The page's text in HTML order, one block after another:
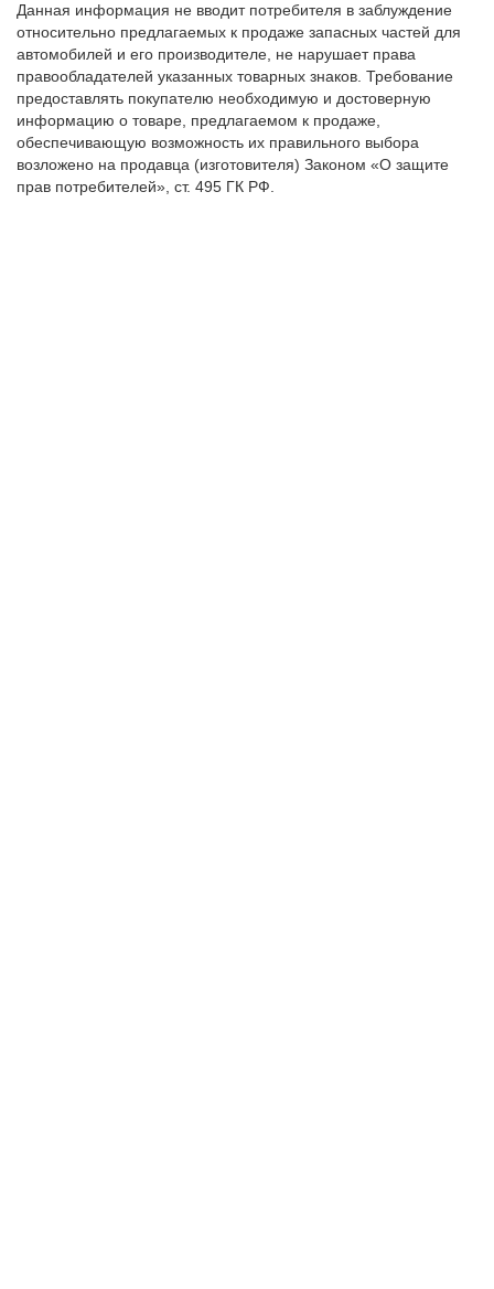
Данная информация не вводит потребителя в заблуждение
относительно предлагаемых к продаже запасных частей для
автомобилей и его производителе, не нарушает права
правообладателей указанных товарных знаков. Требование
предоставлять покупателю необходимую и достоверную
информацию о товаре, предлагаемом к продаже,
обеспечивающую возможность их правильного выбора
возложено на продавца (изготовителя) Законом «О защите
прав потребителей», ст. 495 ГК РФ.